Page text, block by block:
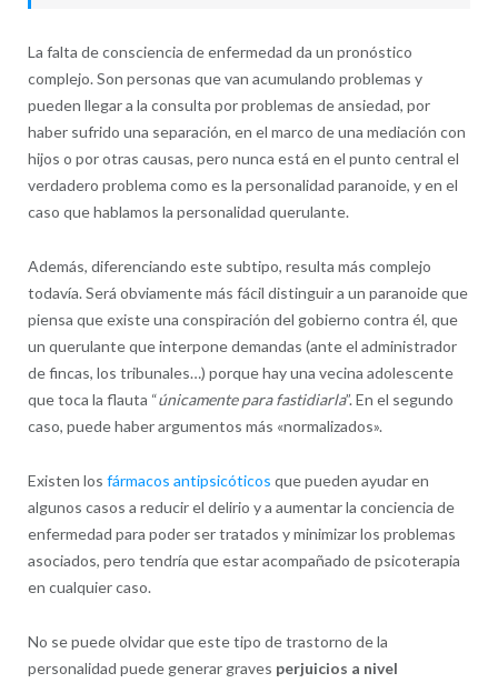
La falta de consciencia de enfermedad da un pronóstico
complejo. Son personas que van acumulando problemas y
pueden llegar a la consulta por problemas de ansiedad, por
haber sufrido una separación, en el marco de una mediación con
hijos o por otras causas, pero nunca está en el punto central el
verdadero problema como es la personalidad paranoide, y en el
caso que hablamos la personalidad querulante.
Además, diferenciando este subtipo, resulta más complejo
todavía. Será obviamente más fácil distinguir a un paranoide que
piensa que existe una conspiración del gobierno contra él, que
un querulante que interpone demandas (ante el administrador
de fincas, los tribunales…) porque hay una vecina adolescente
que toca la flauta “únicamente para fastidiarla”. En el segundo
caso, puede haber argumentos más «normalizados».
Existen los fármacos antipsicóticos que pueden ayudar en
algunos casos a reducir el delirio y a aumentar la conciencia de
enfermedad para poder ser tratados y minimizar los problemas
asociados, pero tendría que estar acompañado de psicoterapia
en cualquier caso.
No se puede olvidar que este tipo de trastorno de la
personalidad puede generar graves perjuicios a nivel